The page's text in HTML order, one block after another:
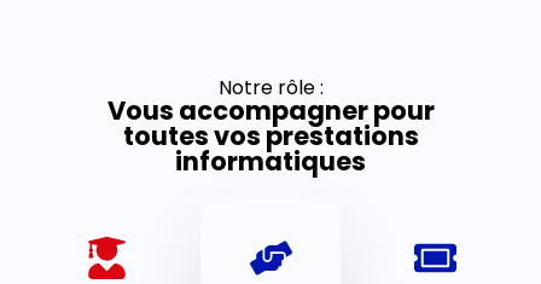
Notre rôle :
Vous accompagner pour
toutes vos prestations
informatiques